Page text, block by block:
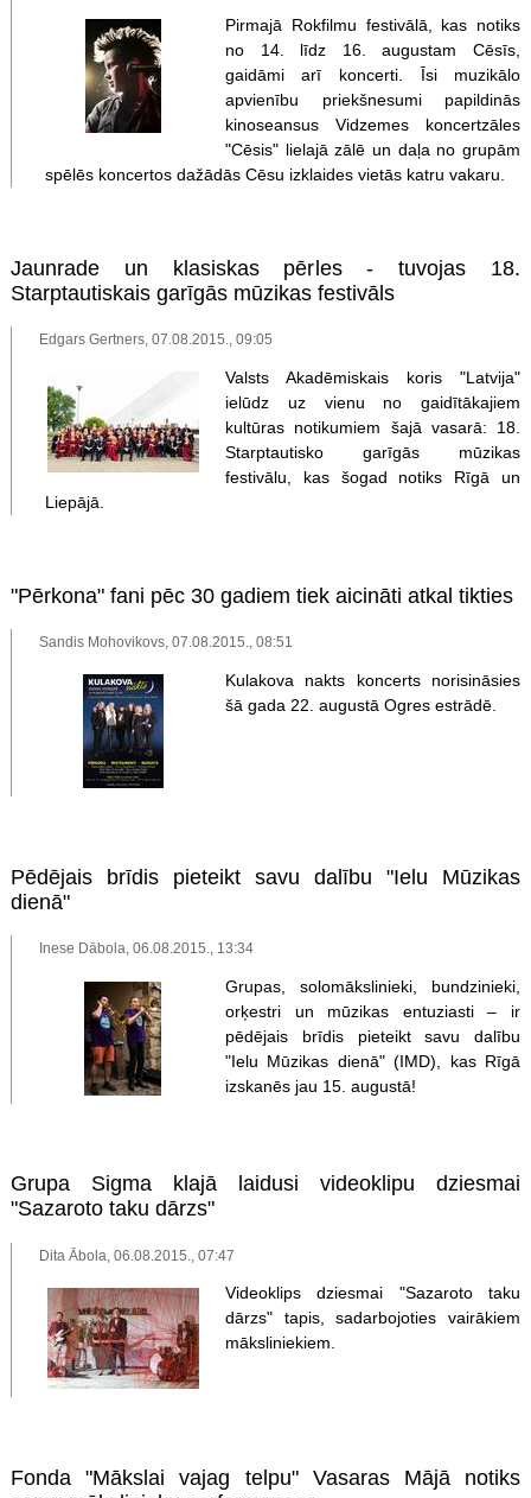
Pirmajā Rokfilmu festivālā, kas notiks
no 14. līdz 16. augustam Cēsīs,
gaidāmi arī koncerti. Īsi muzikālo
apvienību priekšnesumi papildinās
kinoseansus Vidzemes koncertzāles
"Cēsis" lielajā zālē un daļa no grupām
spēlēs koncertos dažādās Cēsu izklaides vietās katru vakaru.
Jaunrade un klasiskas pērles - tuvojas 18.
Starptautiskais garīgās mūzikas festivāls
Edgars Gertners, 07.08.2015., 09:05
Valsts Akadēmiskais koris "Latvija"
ielūdz uz vienu no gaidītākajiem
kultūras notikumiem šajā vasarā: 18.
Starptautisko garīgās mūzikas
festivālu, kas šogad notiks Rīgā un
Liepājā.
"Pērkona" fani pēc 30 gadiem tiek aicināti atkal tikties
Sandis Mohovikovs, 07.08.2015., 08:51
Kulakova nakts koncerts norisināsies
šā gada 22. augustā Ogres estrādē.
Pēdējais brīdis pieteikt savu dalību "Ielu Mūzikas
dienā"
Inese Dābola, 06.08.2015., 13:34
Grupas, solomākslinieki, bundzinieki,
orķestri un mūzikas entuziasti – ir
pēdējais brīdis pieteikt savu dalību
"Ielu Mūzikas dienā" (IMD), kas Rīgā
izskanēs jau 15. augustā!
Grupa Sigma klajā laidusi videoklipu dziesmai
"Sazaroto taku dārzs"
Dita Ābola, 06.08.2015., 07:47
Videoklips dziesmai "Sazaroto taku
dārzs" tapis, sadarbojoties vairākiem
māksliniekiem.
Fonda "Mākslai vajag telpu" Vasaras Mājā notiks